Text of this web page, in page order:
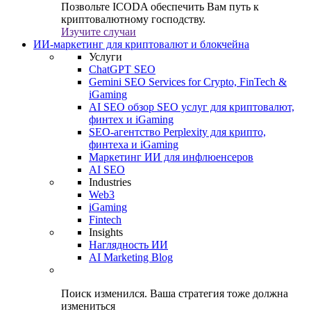
Позвольте ICODA обеспечить Вам путь к
криптовалютному господству.
Изучите случаи
ИИ-маркетинг для криптовалют и блокчейна
Услуги
ChatGPT SEO
Gemini SEO Services for Crypto, FinTech &
iGaming
AI SEO обзор SEO услуг для криптовалют,
финтех и iGaming
SEO-агентство Perplexity для крипто,
финтеха и iGaming
Маркетинг ИИ для инфлюенсеров
AI SEO
Industries
Web3
iGaming
Fintech
Insights
Наглядность ИИ
AI Marketing Blog
Поиск изменился. Ваша стратегия тоже должна
измениться